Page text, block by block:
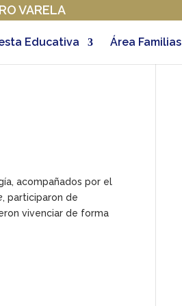
VARELA
Educativa Área Familias
acompañados por el
, participaron de
vivenciar de forma